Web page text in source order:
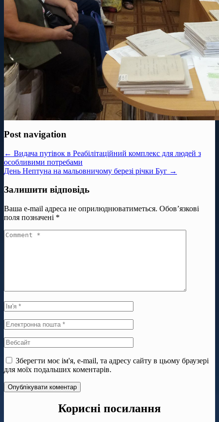
Post navigation
← Видача путівок в Реабілітаційний комплекс для людей з
особливими потребами
День Нептуна на мальовничому березі річки Буг →
Залишити відповідь
Ваша e-mail адреса не оприлюднюватиметься. Обов’язкові
поля позначені *
Зберегти моє ім'я, e-mail, та адресу сайту в цьому браузері
для моїх подальших коментарів.
Корисні посилання